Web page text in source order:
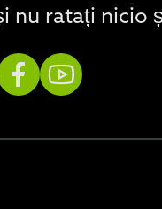
nu ratați nicio